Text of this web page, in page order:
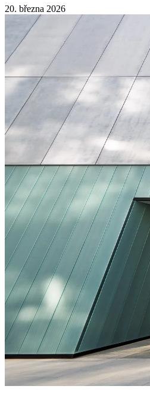
20. března 2026